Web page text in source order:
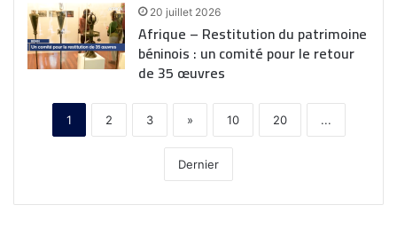
20 juillet 2026
Afrique – Restitution du patrimoine
béninois : un comité pour le retour
de 35 œuvres
1 2 3 » 10 20 ...
Dernier